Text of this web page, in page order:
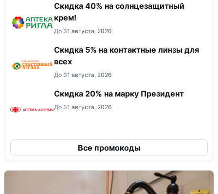
Скидка 40% на солнцезащитный
крем!
До 31 августа, 2026
Скидка 5% на контактные линзы для
всех
До 31 августа, 2026
Скидка 20% на марку Президент
До 31 августа, 2026
Все промокоды